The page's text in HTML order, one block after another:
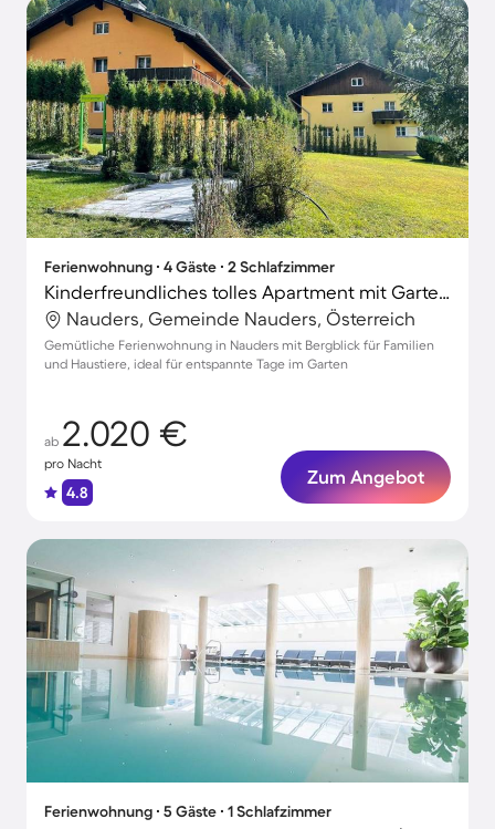
Ferienwohnung ∙ 4 Gäste ∙ 2 Schlafzimmer
Kinderfreundliches tolles Apartment mit Garten, Grill und Terrasse | Panoramablick | Hunde erlaubt
Nauders, Gemeinde Nauders, Österreich
Gemütliche Ferienwohnung in Nauders mit Bergblick für Familien
und Haustiere, ideal für entspannte Tage im Garten
ab 2.020 €
pro Nacht
4.8
Zum Angebot
Ferienwohnung ∙ 5 Gäste ∙ 1 Schlafzimmer